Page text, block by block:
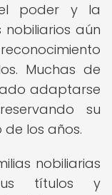
poder y la
aún
Muchas de
adaptarse
su
los años.
nobiliarias
títulos y